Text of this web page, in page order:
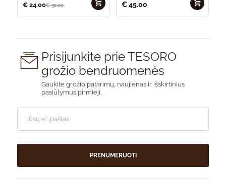
€ 24.00€30.00 €45.00
Prisijunkite prie TESORO
grožio bendruomenės
Gaukite grožio patarimų, naujienas ir išskirtinius
pasiūlymus pirmieji.
PRENUMERUOTI